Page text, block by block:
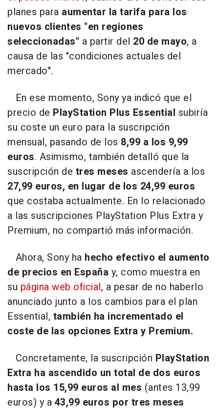
planes para aumentar la tarifa para los
nuevos clientes "en regiones
seleccionadas" a partir del 20 de mayo, a
causa de las "condiciones actuales del
mercado".
En ese momento, Sony ya indicó que el
precio de PlayStation Plus Essential subiría
su coste un euro para la suscripción
mensual, pasando de los 8,99 a los 9,99
euros. Asimismo, también detalló que la
suscripción de tres meses ascendería a los
27,99 euros, en lugar de los 24,99 euros
que costaba actualmente. En lo relacionado
a las suscripciones PlayStation Plus Extra y
Premium, no compartió más información.
Ahora, Sony ha hecho efectivo el aumento
de precios en España y, como muestra en
su página web oficial, a pesar de no haberlo
anunciado junto a los cambios para el plan
Essential, también ha incrementado el
coste de las opciones Extra y Premium.
Concretamente, la suscripción PlayStation
Extra ha ascendido un total de dos euros
hasta los 15,99 euros al mes (antes 13,99
euros) y a 43,99 euros por tres meses